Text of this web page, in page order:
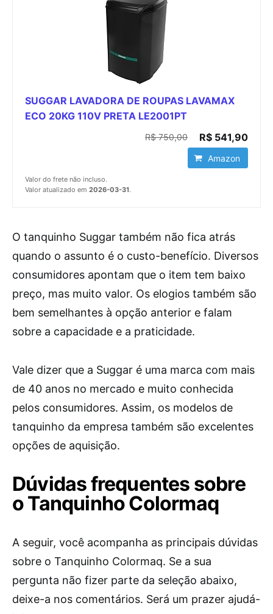
SUGGAR LAVADORA DE ROUPAS LAVAMAX
ECO 20KG 110V PRETA LE2001PT
R$ 750,00 R$ 541,90
Amazon
Valor do frete não incluso.
Valor atualizado em 2026-03-31.
O tanquinho Suggar também não fica atrás
quando o assunto é o custo-benefício. Diversos
consumidores apontam que o item tem baixo
preço, mas muito valor. Os elogios também são
bem semelhantes à opção anterior e falam
sobre a capacidade e a praticidade.
Vale dizer que a Suggar é uma marca com mais
de 40 anos no mercado e muito conhecida
pelos consumidores. Assim, os modelos de
tanquinho da empresa também são excelentes
opções de aquisição.
Dúvidas frequentes sobre
o Tanquinho Colormaq
A seguir, você acompanha as principais dúvidas
sobre o Tanquinho Colormaq. Se a sua
pergunta não fizer parte da seleção abaixo,
deixe-a nos comentários. Será um prazer ajudá-